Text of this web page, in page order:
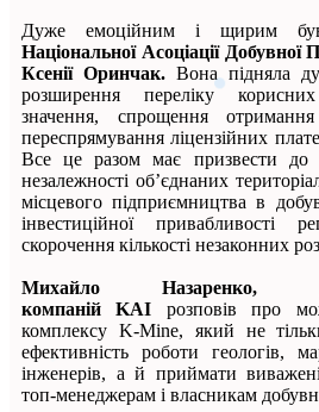
Дуже емоційним і щирим
Національної Асоціації Добувної
Ксенії Оринчак. Вона підняла
розширення переліку
значення, спрощення
переспрямування ліцензійних
Все це разом має призвести до
незалежності об’єднаних
місцевого підприємництва в
інвестиційної привабливості
скорочення кількості незаконних
Михайло Назаренко,
компанійKAI розповів про
комплексу K-Mine, який не
ефективність роботи геологів,
інженерів, а й приймати
топ-менеджерам і власникам